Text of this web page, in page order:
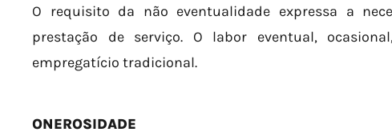
O requisito da não eventualidade expressa a
prestação de serviço. O labor eventual,
empregatício tradicional.
ONEROSIDADE